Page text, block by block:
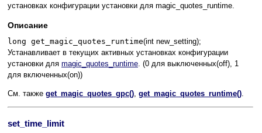
установках конфигурации установки для magic_quotes_runtime.
Описание
long get_magic_quotes_runtime(int new_setting);
Устанавливает в текущих активных установках конфигурации
установки для magic_quotes_runtime . (0 для выключенных(off), 1
для включенных(on))
См. также get_magic_quotes_gpc() get_magic_quotes_runtime()
set_time_limit